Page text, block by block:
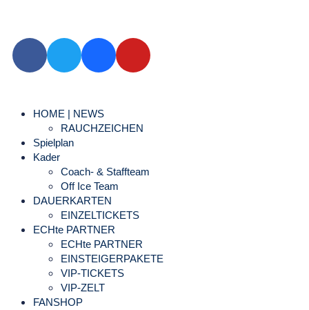
HOME | NEWS
RAUCHZEICHEN
Spielplan
Kader
Coach- & Staffteam
Off Ice Team
DAUERKARTEN
EINZELTICKETS
ECHte PARTNER
ECHte PARTNER
EINSTEIGERPAKETE
VIP-TICKETS
VIP-ZELT
FANSHOP